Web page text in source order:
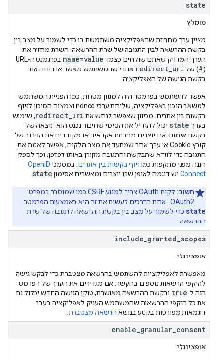
state
מומלץ
מציין ערך מחרוזת שהאפליקציה משתמשת בו כדי לשמור על מצב בין
בקשת ההרשאה לבין התגובה של שרת ההרשאה. השרת מחזיר את
הערך המדויק שאתם שולחים כצמד name=value
בפרגמנט ה-URL
(
#) של redirect_uri אחרי שהמשתמש מאשר או דוחה את
בקשת הגישה של האפליקציה.
אפשר להשתמש בפרמטר הזה למגוון מטרות, כמו הפניית המשתמש
למשאב הנכון באפליקציה, שליחת ערכי nonce וצמצום הסיכון לזיוף
בקשות בין אתרים. מכיוון שאפשר לנחש את redirect_uri, שימוש
בערך state יכול להגדיל את הסיכוי שחיבור נכנס הוא תוצאה של
בקשת אימות. אם יוצרים מחרוזת אקראית או מקודדים את הגיבוב של
קובץ Cookie או ערך אחר שמתעד את מצב הלקוח, אפשר לאמת את
התגובה כדי לוודא שהבקשה והתגובה מקורן באותו דפדפן, וכך לספק
הגנה מפני מתקפות כמוזיוף בקשות בין אתרים . במסמכי OpenID
Connect יש דוגמה לאופן שבו יוצרים ומאשרים אסימון state
חשוב: לקוח OAuth צריך למנוע CSRF כמו שמוסבר ב
מפרט
OAuth2 . אחת הדרכים לעשות את זה היא באמצעות הפרמטר
state כדי לשמור על מצב בין בקשת ההרשאה לתגובה של שרת
ההרשאה.
include granted scopes
אופציונלי
מאפשרת לאפליקציות להשתמש בהרשאה מצטברת כדי לבקש גישה
להיקפי הרשאות נוספים בהקשר. אם מגדירים את הערך של הפרמטר
הזה ל-true ובקשת ההרשאה מאושרת, טוקן הגישה החדש יכלול גם
את כל היקפי ההרשאות שהמשתמש העניק לאפליקציה בעבר.
דוגמאות מפורטות בקטע בנושא הרשאה מצטברת
enable granular consent
אופציונלי